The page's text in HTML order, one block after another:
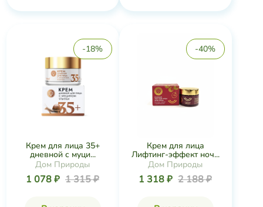
-18%
Крем для лица 35+
дневной с муци...
Дом Природы
1 078 ₽ 1 315 ₽
-40%
Крем для лица
Лифтинг-эффект ноч...
Дом Природы
1 318 ₽ 2 188 ₽